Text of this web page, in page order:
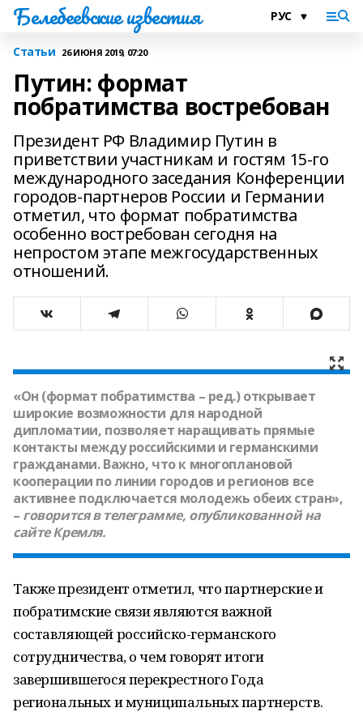
Белебеевские известия
Статьи 26 ИЮНЯ 2019, 07:20
Путин: формат
побратимства востребован
Президент РФ Владимир Путин в
приветствии участникам и гостям 15-го
международного заседания Конференции
городов-партнеров России и Германии
отметил, что формат побратимства
особенно востребован сегодня на
непростом этапе межгосударственных
отношений.
«Он (формат побратимства – ред.) открывает
широкие возможности для народной
дипломатии, позволяет наращивать прямые
контакты между российскими и германскими
гражданами. Важно, что к многоплановой
кооперации по линии городов и регионов все
активнее подключается молодежь обеих стран»,
– говорится в телеграмме, опубликованной на
сайте Кремля.
Также президент отметил, что партнерские и
побратимские связи являются важной
составляющей российско-германского
сотрудничества, о чем говорят итоги
завершившегося перекрестного Года
региональных и муниципальных партнерств.